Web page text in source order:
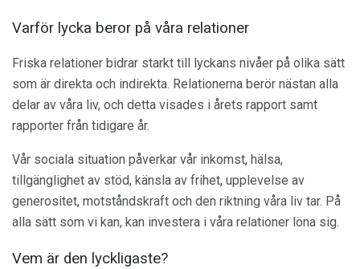
Varför lycka beror på våra relationer
Friska relationer bidrar starkt till lyckans nivåer på olika sätt
som är direkta och indirekta. Relationerna berör nästan alla
delar av våra liv, och detta visades i årets rapport samt
rapporter från tidigare år.
Vår sociala situation påverkar vår inkomst, hälsa,
tillgänglighet av stöd, känsla av frihet, upplevelse av
generositet, motståndskraft och den riktning våra liv tar. På
alla sätt som vi kan, kan investera i våra relationer löna sig.
Vem är den lyckligaste?